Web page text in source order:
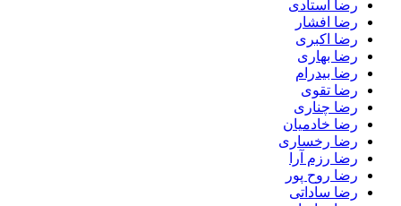
رضا استادی
رضا افشار
رضا اکبری
رضا بهاری
رضا بیدرام
رضا تقوی
رضا چناری
رضا خادمیان
رضا رخساری
رضا رزم آرا
رضا روح پور
رضا ساداتی